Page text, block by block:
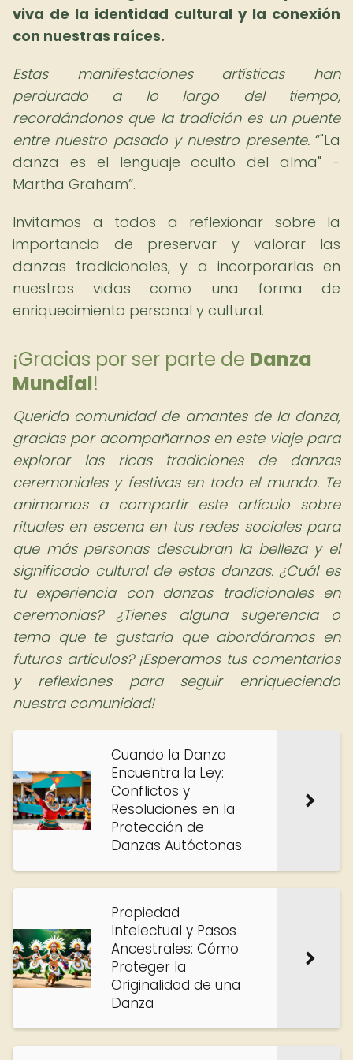
viva de la identidad cultural y la conexión
con nuestras raíces.
Estas manifestaciones artísticas han
perdurado a lo largo del tiempo,
recordándonos que la tradición es un puente
entre nuestro pasado y nuestro presente. "La
danza es el lenguaje oculto del alma" -
Martha Graham .
Invitamos a todos a reflexionar sobre la
importancia de preservar y valorar las
danzas tradicionales, y a incorporarlas en
nuestras vidas como una forma de
enriquecimiento personal y cultural.
¡Gracias por ser parte de Danza
Mundial!
Querida comunidad de amantes de la danza,
gracias por acompañarnos en este viaje para
explorar las ricas tradiciones de danzas
ceremoniales y festivas en todo el mundo. Te
animamos a compartir este artículo sobre
rituales en escena en tus redes sociales para
que más personas descubran la belleza y el
significado cultural de estas danzas. ¿Cuál es
tu experiencia con danzas tradicionales en
ceremonias? ¿Tienes alguna sugerencia o
tema que te gustaría que abordáramos en
futuros artículos? ¡Esperamos tus comentarios
y reflexiones para seguir enriqueciendo
nuestra comunidad!
Cuando la Danza
Encuentra la Ley:
Conflictos y
Resoluciones en la
Protección de
Danzas Autóctonas
Propiedad
Intelectual y Pasos
Ancestrales: Cómo
Proteger la
Originalidad de una
Danza